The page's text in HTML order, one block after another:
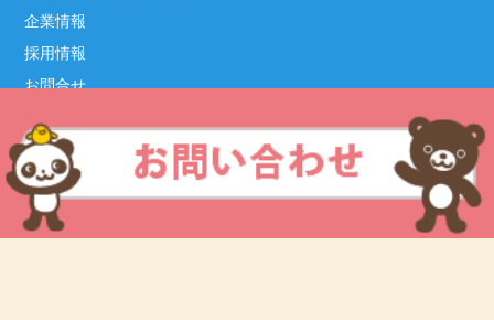
企業情報
採用情報
お問合せ
Copyright © 2019 Lateral Kids All Rights Reserved.